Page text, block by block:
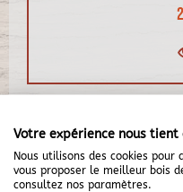
Votre expérience nous
Nous utilisons des cookies
vous proposer le meilleur bois
consultez nos paramètres.